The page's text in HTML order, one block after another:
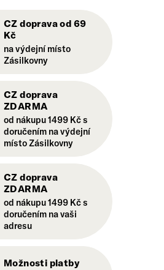
CZ doprava od 69
Kč
na výdejní místo
Zásilkovny
CZ doprava
ZDARMA
od nákupu 1499 Kč s
doručením na výdejní
místo Zásilkovny
CZ doprava
ZDARMA
od nákupu 1499 Kč s
doručením na vaši
adresu
Možnosti platby